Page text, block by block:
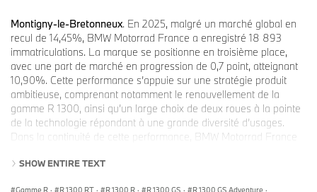
Montigny-le-Bretonneux. En 2025, malgré un marché global en
recul de 14,45%, BMW Motorrad France a enregistré 18 893
immatriculations. La marque se positionne en troisième place,
avec une part de marché en progression de 0,7 point, atteignant
10,90%. Cette performance s’appuie sur une stratégie produit
ambitieuse, comprenant notamment le renouvellement de la
gamme R 1300, ainsi qu’un large choix de deux roues à la pointe
de la technologie répondant à une grande diversité d’usages.
Dans la continuité de cette performance, BMW Motorrad France
facilitent plus que jamais l’accès à sa gamme, bien au-delà des
SHOW ENTIRE TEXT
Gamme R · R 1300 RT · R 1300 R · R 1300 GS · R 1300 GS Adventure ·